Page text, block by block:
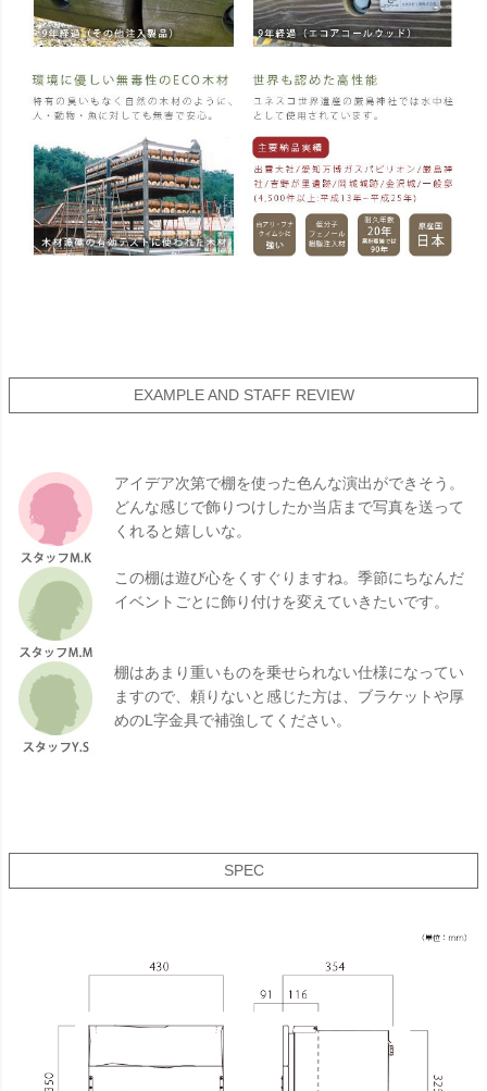
EXAMPLE AND STAFF REVIEW
アイデア次第で棚を使った色んな演出ができそう。
どんな感じで飾りつけしたか当店まで写真を送って
くれると嬉しいな。
この棚は遊び心をくすぐりますね。季節にちなんだ
イベントごとに飾り付けを変えていきたいです。
棚はあまり重いものを乗せられない仕様になってい
ますので、頼りないと感じた方は、ブラケットや厚
めのL字金具で補強してください。
SPEC